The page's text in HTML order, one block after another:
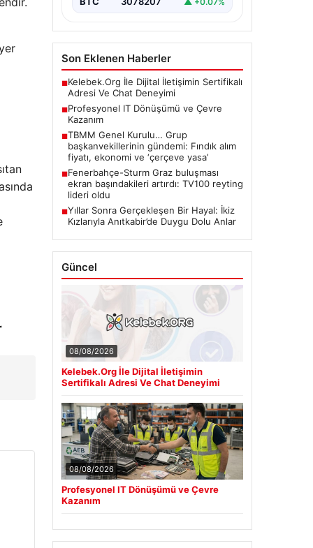
Son Eklenen Haberler
■Kelebek.Org İle Dijital İletişimin Sertifikalı
Adresi Ve Chat Deneyimi
■Profesyonel IT Dönüşümü ve Çevre
Kazanım
■TBMM Genel Kurulu… Grup
başkanvekillerinin gündemi: Fındık alım
fiyatı, ekonomi ve ‘çerçeve yasa’
■Fenerbahçe-Sturm Graz buluşması
ekran başındakileri artırdı: TV100 reyting
lideri oldu
■Yıllar Sonra Gerçekleşen Bir Hayal: İkiz
Kızlarıyla Anıtkabir’de Duygu Dolu Anlar
Güncel
08/08/2026
Kelebek.Org İle Dijital İletişimin
Sertifikalı Adresi Ve Chat Deneyimi
08/08/2026
Profesyonel IT Dönüşümü ve Çevre
Kazanım